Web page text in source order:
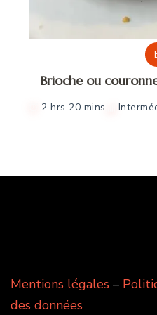
Brioche ou
2 hrs 20 mins
Mentions légales –
des données